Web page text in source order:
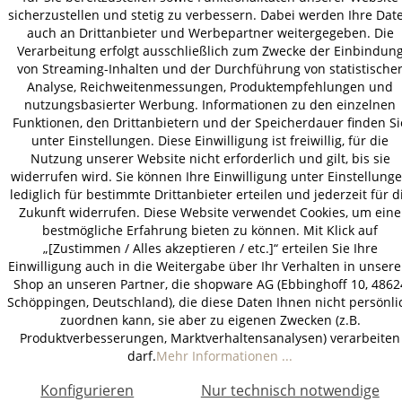
AGB Datenschutz
Impressum
© 2026 HOLZ-LEUTE
* Alle Preise inkl. gesetzl. Mehrwertsteuer zzgl.Versandkosten.
sicherzustellen und stetig zu verbessern. Dabei werden Ihre
auch an Drittanbieter und Werbepartner weitergegeben. Die
Verarbeitung erfolgt ausschließlich zum Zwecke der
von Streaming-Inhalten und der Durchführung von statistischer
Analyse, Reichweitenmessungen, Produktempfehlungen und
nutzungsbasierter Werbung. Informationen zu den einzelnen
Funktionen, den Drittanbietern und der Speicherdauer finden
unter Einstellungen. Diese Einwilligung ist freiwillig, für die
Nutzung unserer Website nicht erforderlich und gilt, bis sie
widerrufen wird. Sie können Ihre Einwilligung unter
lediglich für bestimmte Drittanbieter erteilen und jederzeit für
Zukunft widerrufen. Diese Website verwendet Cookies, um eine
bestmögliche Erfahrung bieten zu können. Mit Klick auf
„[Zustimmen / Alles akzeptieren / etc.]“ erteilen Sie Ihre
Einwilligung auch in die Weitergabe über Ihr Verhalten in
Shop an unseren Partner, die shopware AG (Ebbinghoff 10,
Schöppingen, Deutschland), die diese Daten Ihnen nicht
zuordnen kann, sie aber zu eigenen Zwecken (z.B.
Produktverbesserungen, Marktverhaltensanalysen) verarbeiten
darf.Mehr Informationen ...
Nur technisch notwendige
Konfigurieren